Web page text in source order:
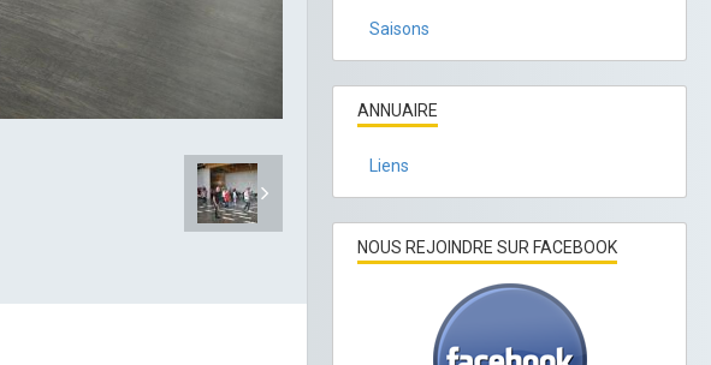
Saisons
ANNUAIRE
Liens
NOUS REJOINDRE SUR FACEBOOK